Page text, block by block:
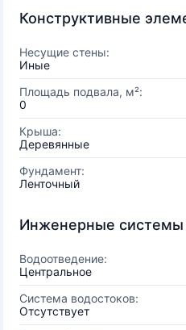
Конструктивные
Несущие стены:
Иные
Площадь подвала, м²:
0
Крыша:
Деревянные
Фундамент:
Ленточный
Инженерные системы
Водоотведение:
Центральное
Система водостоков:
Отсутствует